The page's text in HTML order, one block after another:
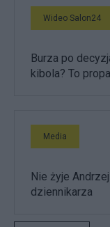
Wideo Salon24
Burza po
kibola? To
Media
Nie żyje
dziennikarza